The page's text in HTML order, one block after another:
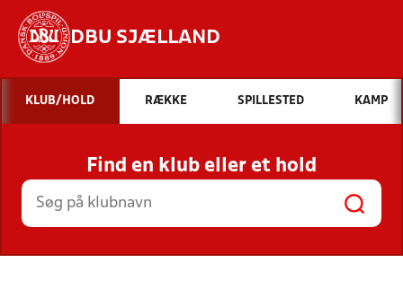
DBU SJÆLLAND
Hvad vil du søge efter?
INDHOLD OG NYHEDER
STILLINGER, RESULTATER, KLUBBER OG
HOLD
KLUB/HOLD RÆKKE SPILLESTED KAMP
Find en klub eller et hold